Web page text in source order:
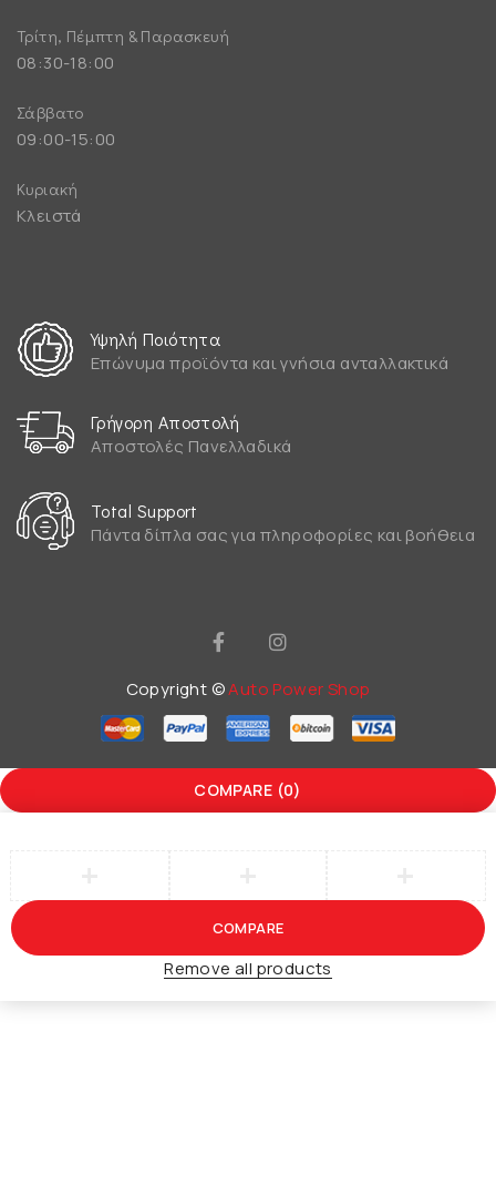
Τρίτη, Πέμπτη & Παρασκευή
08:30-18:00
Σάββατο
09:00-15:00
Κυριακή
Κλειστά
Υψηλή Ποιότητα
Επώνυμα προϊόντα και γνήσια ανταλλακτικά
Γρήγορη Αποστολή
Αποστολές Πανελλαδικά
Total Support
Πάντα δίπλα σας για πληροφορίες και βοήθεια
Copyright ©Auto Power Shop
COMPARE (0)
COMPARE
Remove all products